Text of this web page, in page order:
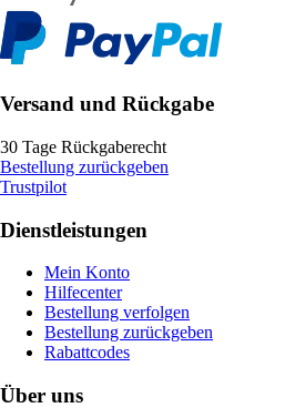
Versand und Rückgabe
30 Tage Rückgaberecht
Bestellung zurückgeben
Trustpilot
Dienstleistungen
Mein Konto
Hilfecenter
Bestellung verfolgen
Bestellung zurückgeben
Rabattcodes
Über uns